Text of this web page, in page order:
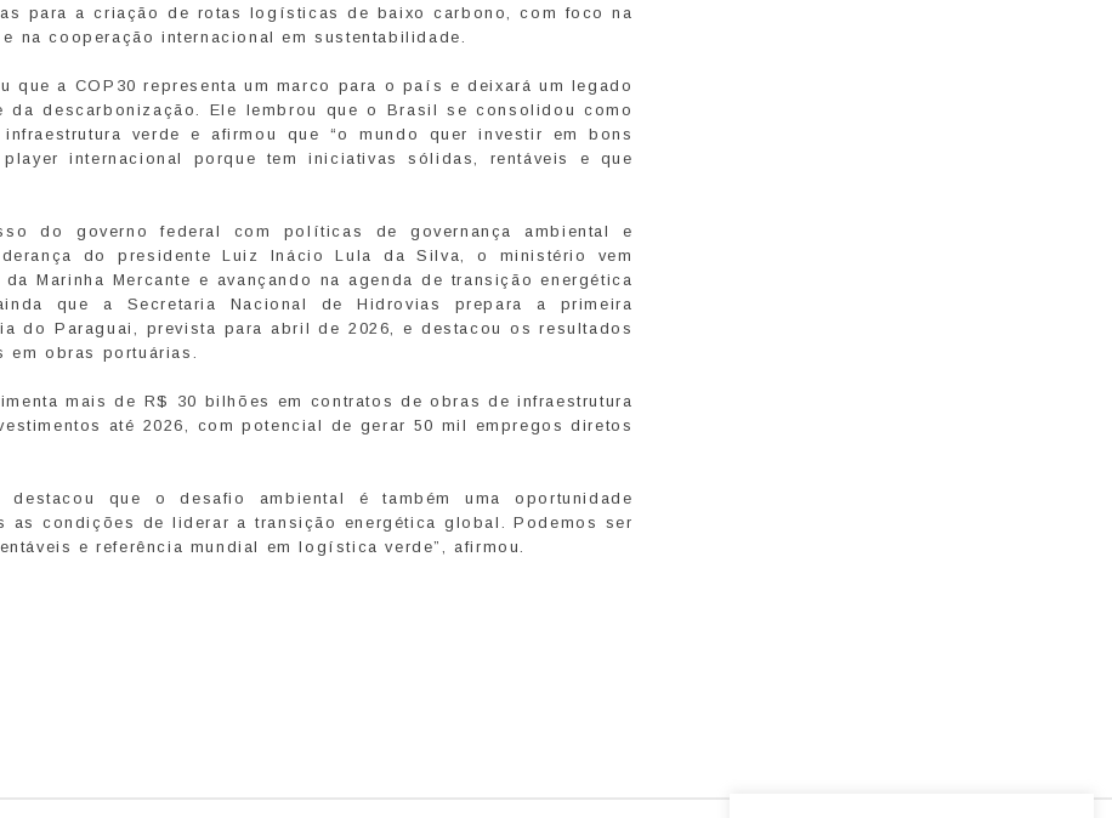
para a criação de rotas logísticas de baixo carbono, com foco na
na cooperação internacional em sustentabilidade.
que a COP30 representa um marco para o país e deixará um legado
da descarbonização. Ele lembrou que o Brasil se consolidou como
verde e afirmou que “o mundo quer investir em bons
internacional porque tem iniciativas sólidas, rentáveis e que
do governo federal com políticas de governança ambiental e
do presidente Luiz Inácio Lula da Silva, o ministério vem
Marinha Mercante e avançando na agenda de transição energética
que a Secretaria Nacional de Hidrovias prepara a primeira
do Paraguai, prevista para abril de 2026, e destacou os resultados
em obras portuárias.
mais de R$ 30 bilhões em contratos de obras de infraestrutura
até 2026, com potencial de gerar 50 mil empregos diretos
que o desafio ambiental é também uma oportunidade
as condições de liderar a transição energética global. Podemos ser
e referência mundial em logística verde”, afirmou.